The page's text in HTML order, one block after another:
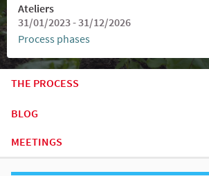
Ateliers
31/01/2023 - 31/12/2026
Process phases
THE PROCESS
BLOG
MEETINGS